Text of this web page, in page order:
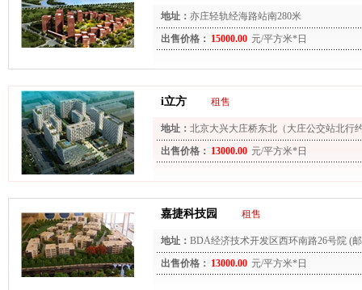
地址： 亦庄轻轨经海路站南280米
出售价格： 15000.00 元/平方米*日
i立方 租售
地址： 北京大兴大庄桥东北（大庄公交站北行
出售价格： 13000.00 元/平方米*日
嘉捷科技园 租售
地址： BDA经济技术开发区西环南路26号院 (邮
出售价格： 13000.00 元/平方米*日